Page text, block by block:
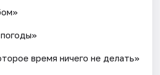
время ничего не делать»